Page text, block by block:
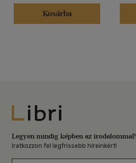
Kosárba
Libri
Legyen mindig képben az irodalommal!
Iratkozzon fel legfrissebb híreinkért!